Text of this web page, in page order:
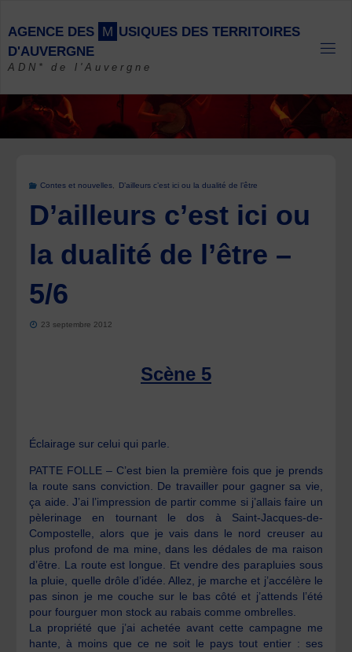
content
AGENCE DES M USIQUES DES TERRITOIRES
D'AUVERGNE
ADN* de l'Auvergne
Contes et nouvelles D’ailleurs c’est ici ou la dualité de l’être
D’ailleurs c’est ici ou
la dualité de l’être –
5/6
23 septembre 2012
Scène 5
Éclairage sur celui qui parle.
PATTE FOLLE – C’est bien la première fois que je prends
la route sans conviction. De travailler pour gagner sa vie,
ça aide. J’ai l’impression de partir comme si j’allais faire un
pèlerinage en tournant le dos à Saint-Jacques-de-
Compostelle, alors que je vais dans le nord creuser au
plus profond de ma mine, dans les dédales de ma raison
d’être. La route est longue. Et vendre des parapluies sous
la pluie, quelle drôle d’idée. Allez, je marche et j’accélère le
pas sinon je me couche sur le bas côté et j’attends l’été
pour fourguer mon stock au rabais comme ombrelles.
La propriété que j’ai achetée avant cette campagne me
hante, à moins que ce ne soit le pays tout entier : ses